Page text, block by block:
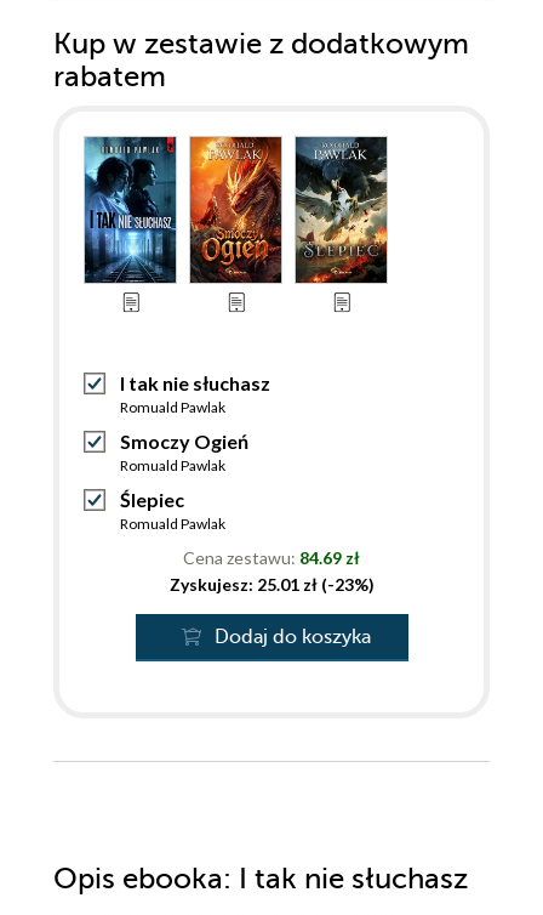
Kup w zestawie z dodatkowym
rabatem
I tak nie słuchasz
Romuald Pawlak
Smoczy Ogień
Romuald Pawlak
Ślepiec
Romuald Pawlak
Cena zestawu: 84.69 zł
Zyskujesz: 25.01 zł (-23%)
Dodaj do koszyka
Opis ebooka: I tak nie słuchasz